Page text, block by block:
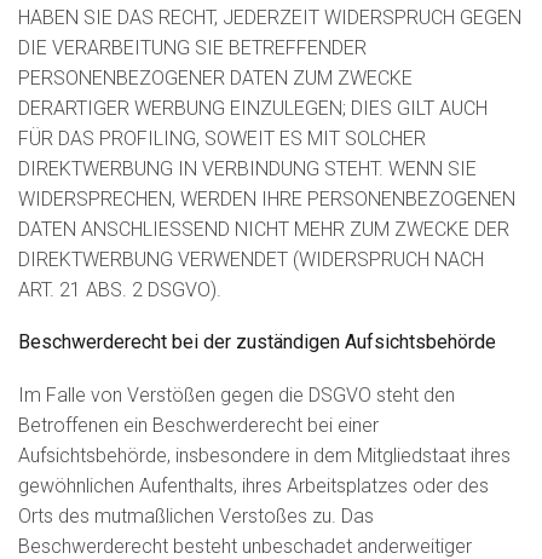
HABEN SIE DAS RECHT, JEDERZEIT WIDERSPRUCH GEGEN
DIE VERARBEITUNG SIE BETREFFENDER
PERSONENBEZOGENER DATEN ZUM ZWECKE
DERARTIGER WERBUNG EINZULEGEN; DIES GILT AUCH
FÜR DAS PROFILING, SOWEIT ES MIT SOLCHER
DIREKTWERBUNG IN VERBINDUNG STEHT. WENN SIE
WIDERSPRECHEN, WERDEN IHRE PERSONENBEZOGENEN
DATEN ANSCHLIESSEND NICHT MEHR ZUM ZWECKE DER
DIREKTWERBUNG VERWENDET (WIDERSPRUCH NACH
ART. 21 ABS. 2 DSGVO).
Beschwerde­recht bei der zuständigen Aufsichts­behörde
Im Falle von Verstößen gegen die DSGVO steht den
Betroffenen ein Beschwerderecht bei einer
Aufsichtsbehörde, insbesondere in dem Mitgliedstaat ihres
gewöhnlichen Aufenthalts, ihres Arbeitsplatzes oder des
Orts des mutmaßlichen Verstoßes zu. Das
Beschwerderecht besteht unbeschadet anderweitiger